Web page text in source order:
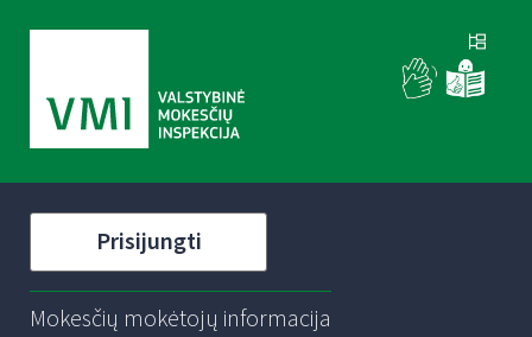
Prisijungti
Mokesčių mokėtojų informacija